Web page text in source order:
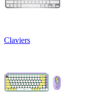
Claviers